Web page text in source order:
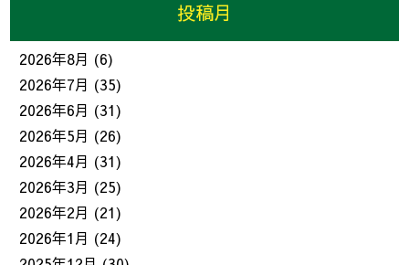
投稿月
2026年8月 (6)
2026年7月 (35)
2026年6月 (31)
2026年5月 (26)
2026年4月 (31)
2026年3月 (25)
2026年2月 (21)
2026年1月 (24)